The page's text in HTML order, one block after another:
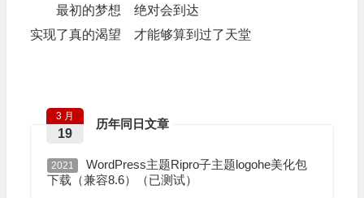
最初的梦想 绝对会到达
实现了真的渴望 才能够算到过了天堂
历年同日文章
3 月
19
2021
WordPress主题Ripro子主题logohe美化包
下载（兼容8.6）（已测试）